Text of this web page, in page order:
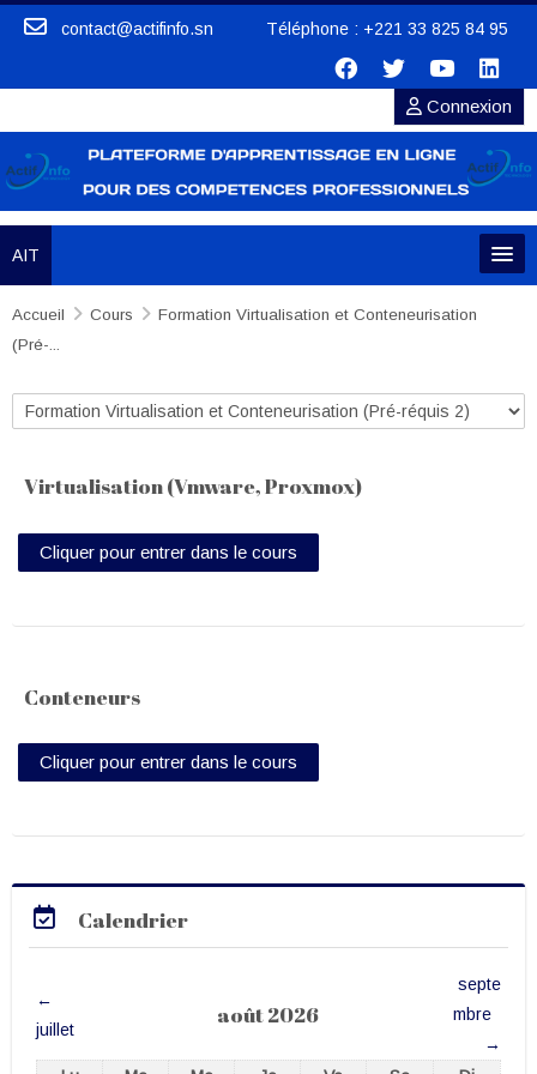
contact@actifinfo.sn Téléphone : +221 33 825 84 95
Connexion
AIT
Créer un compte
Bibliothèque numérique
Site Web
Français ‎(fr)‎
Accueil Cours
Formation Virtualisation et Conteneurisation
(Pré-...
Catégories de cours
Virtualisation (Vmware, Proxmox)
Cliquer pour entrer dans le cours
Conteneurs
Cliquer pour entrer dans le cours
Calendrier
←
juillet
août 2026
septe
mbre
→